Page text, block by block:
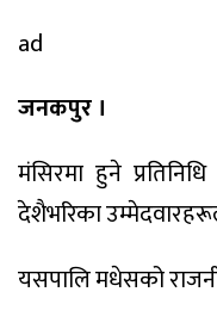
ad
जनकपुर ।
मंसिरमा हुने
देशैभरिका
यसपालि मधेसको